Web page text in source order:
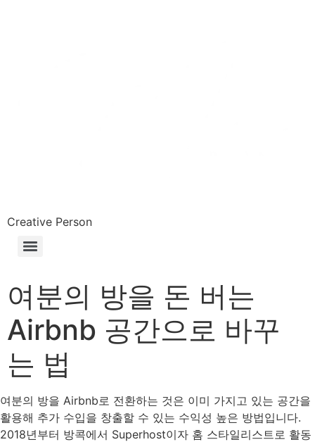
Creative Person
여분의 방을 돈 버는
Airbnb 공간으로 바꾸
는 법
여분의 방을 Airbnb로 전환하는 것은 이미 가지고 있는 공간을
활용해 추가 수입을 창출할 수 있는 수익성 높은 방법입니다.
2018년부터 방콕에서 Superhost이자 홈 스타일리스트로 활동